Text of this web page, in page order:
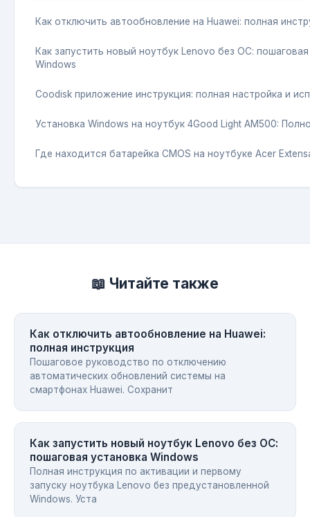
Как отключить автообновление на Huawei: полная
Как запустить новый ноутбук Lenovo без ОС:
Windows
Coodisk приложение инструкция: полная настройка и
Установка Windows на ноутбук 4Good Light AM500:
Где находится батарейка CMOS на ноутбуке Acer
📖 Читайте также
Как отключить автообновление на Huawei:
полная инструкция
Пошаговое руководство по отключению
автоматических обновлений системы на
смартфонах Huawei. Сохранит
Как запустить новый ноутбук Lenovo без ОС:
пошаговая установка Windows
Полная инструкция по активации и первому
запуску ноутбука Lenovo без предустановленной
Windows. Уста